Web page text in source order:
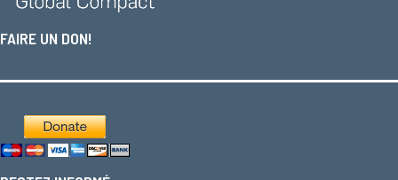
FAIRE UN DON!